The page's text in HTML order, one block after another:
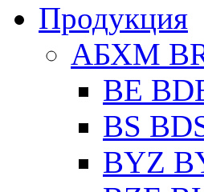
Продукция
АБХМ
BE
BS
BYZ